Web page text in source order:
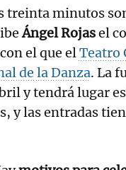
treinta minutos
Ángel Rojasel
el que elTeatro
de la Danza. La
y tendrá lugar
y las entradas